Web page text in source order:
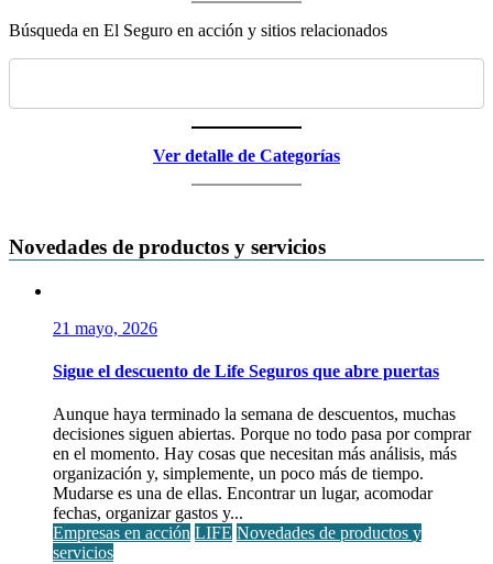
Búsqueda en El Seguro en acción y sitios relacionados
Ver detalle de Categorías
Novedades de productos y servicios
21 mayo, 2026
Sigue el descuento de Life Seguros que abre puertas
Aunque haya terminado la semana de descuentos, muchas
decisiones siguen abiertas. Porque no todo pasa por comprar
en el momento. Hay cosas que necesitan más análisis, más
organización y, simplemente, un poco más de tiempo.
Mudarse es una de ellas. Encontrar un lugar, acomodar
fechas, organizar gastos y...
Empresas en acción LIFE Novedades de productos y
servicios